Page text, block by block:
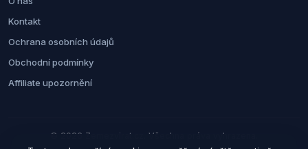
Kontakt
Ochrana osobních údajů
Obchodní podmínky
Affiliate upozornění
© 2026 Zemezvirat.cz. Všechna práva vyhrazena.